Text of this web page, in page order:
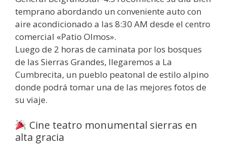
temprano abordando un conveniente auto con
aire acondicionado a las 8:30 AM desde el centro
comercial «Patio Olmos».
Luego de 2 horas de caminata por los bosques
de las Sierras Grandes, llegaremos a La
Cumbrecita, un pueblo peatonal de estilo alpino
donde podrá tomar una de las mejores fotos de
su viaje.
Cine teatro monumental sierras en
alta gracia